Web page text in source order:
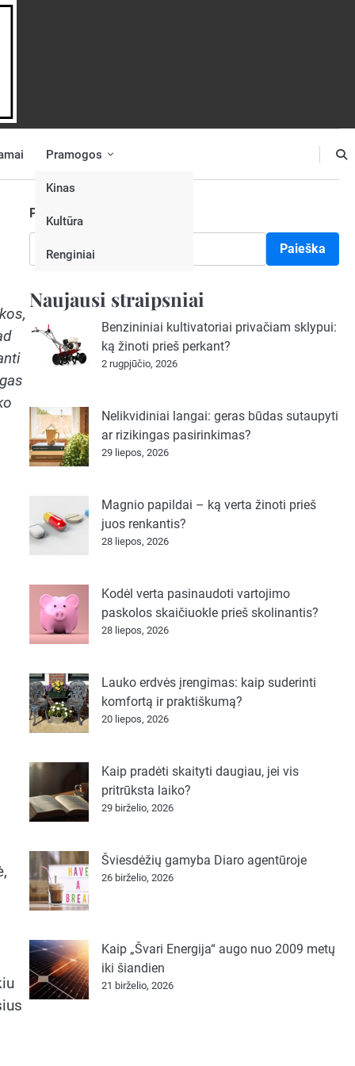
Pramogos
Kinas
Kultūra
Renginiai
Paieška
Paieška
Naujausi straipsniai
Benzininiai kultivatoriai privačiam sklypui:
ką žinoti prieš perkant?
2 rugpjūčio, 2026
Nelikvidiniai langai: geras būdas sutaupyti
ar rizikingas pasirinkimas?
29 liepos, 2026
Magnio papildai – ką verta žinoti prieš
juos renkantis?
28 liepos, 2026
Kodėl verta pasinaudoti vartojimo
paskolos skaičiuokle prieš skolinantis?
28 liepos, 2026
Lauko erdvės įrengimas: kaip suderinti
komfortą ir praktiškumą?
20 liepos, 2026
Kaip pradėti skaityti daugiau, jei vis
pritrūksta laiko?
29 birželio, 2026
Šviesdėžių gamyba Diaro agentūroje
26 birželio, 2026
Kaip „Švari Energija“ augo nuo 2009 metų
iki šiandien
21 birželio, 2026